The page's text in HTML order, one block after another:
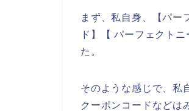
まず、私自身、【パー
ド】【 パーフェクト
た。
そのような感じで、私
クーポンコードなどは